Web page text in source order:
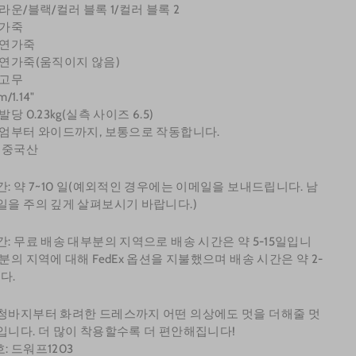
운/블랙/컬러 블록 1/컬러 블록 2
죽
가죽
가죽(움직이지 않음)
무
1.14"
당 0.23kg(실측 사이즈 6.5)
부터 와이드까지, 보통으로 작동합니다.
국산
: 약 7~10 일(예외적인 경우에는 이메일을 보내드립니다. 남
을 주의 깊게 살펴보시기 바랍니다.)
: 무료 배송 대부분의 지역으로 배송 시간은 약 5-15일입니
의 지역에 대해 FedEx 옵션을 지불했으며 배송 시간은 약 2-
.
바지부터 화려한 드레스까지 어떤 의상에도 멋을 더해줄 멋
니다. 더 많이 착용할수록 더 편안해집니다!
: 드워프1203